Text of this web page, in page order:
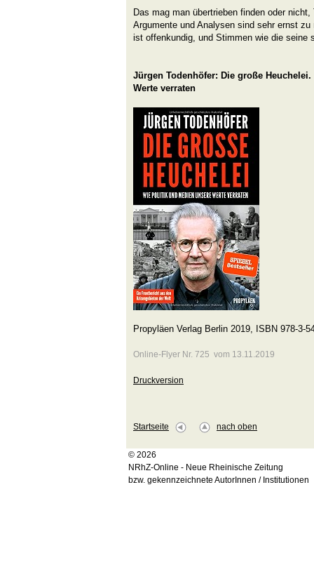
Das mag man übertrieben finden oder
Argumente und Analysen sind sehr ernst
ist offenkundig, und Stimmen wie die seine
Jürgen Todenhöfer: Die große
Werte verraten
Propyläen Verlag Berlin 2019, ISBN 978-3-
Online-Flyer Nr. 725 vom 13.11.2019
Druckversion
Startseite nach oben
© 2026
NRhZ-Online - Neue Rheinische Zeitung
bzw. gekennzeichnete AutorInnen / Institutionen